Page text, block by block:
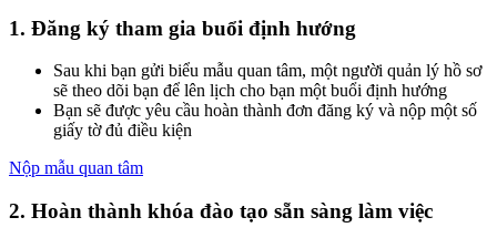
1. Đăng ký tham gia buổi định hướng
Sau khi bạn gửi biểu mẫu quan tâm, một người quản lý hồ sơ
sẽ theo dõi bạn để lên lịch cho bạn một buổi định hướng
Bạn sẽ được yêu cầu hoàn thành đơn đăng ký và nộp một số
giấy tờ đủ điều kiện
Nộp mẫu quan tâm
2. Hoàn thành khóa đào tạo sẵn sàng làm việc